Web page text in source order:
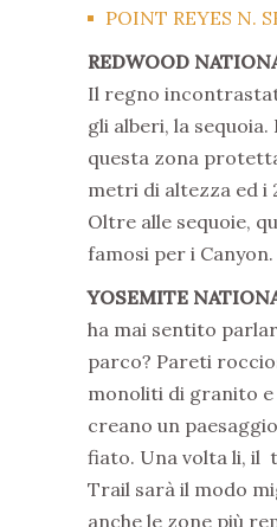
POINT REYES N.
REDWOOD
Il regno
gli alberi, la
questa zona
metri di altezza ed i
Oltre alle sequoie,
famosi per i Canyon.
YOSEMITE
ha mai sentito
parco? Pareti
monoliti di granito
creano un
fiato. Una volta li, il
Trail sarà il modo
anche le zone più